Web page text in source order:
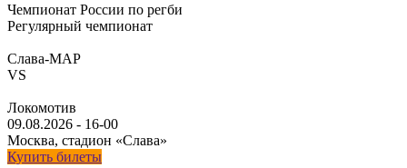
Чемпионат России по регби
Регулярный чемпионат
Слава-МАР
VS
Локомотив
09.08.2026 - 16-00
Москва, стадион «Слава»
Купить билеты